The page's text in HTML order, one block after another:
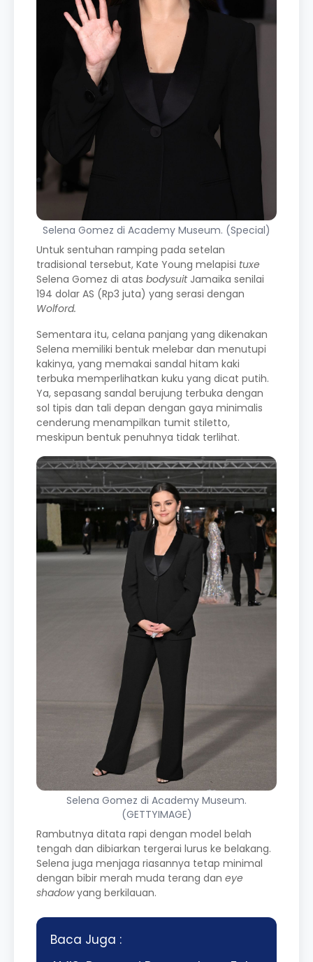
Selena Gomez di Academy Museum. (Special)
Untuk sentuhan ramping pada setelan
tradisional tersebut, Kate Young melapisi tuxe
Selena Gomez di atas bodysuitJamaika senilai
194 dolar AS (Rp3 juta) yang serasi dengan
Wolford.
Sementara itu, celana panjang yang dikenakan
Selena memiliki bentuk melebar dan menutupi
kakinya, yang memakai sandal hitam kaki
terbuka memperlihatkan kuku yang dicat putih.
Ya, sepasang sandal berujung terbuka dengan
sol tipis dan tali depan dengan gaya minimalis
cenderung menampilkan tumit stiletto,
meskipun bentuk penuhnya tidak terlihat.
Selena Gomez di Academy Museum.
(GETTYIMAGE)
Rambutnya ditata rapi dengan model belah
tengah dan dibiarkan tergerai lurus ke belakang.
Selena juga menjaga riasannya tetap minimal
dengan bibir merah muda terang dan eye
shadowyang berkilauan.
Baca Juga :